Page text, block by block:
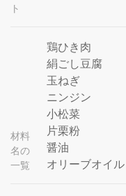
ト
材料
名の
一覧
鶏ひき肉
絹ごし豆腐
玉ねぎ
ニンジン
小松菜
片栗粉
醤油
オリーブオイル